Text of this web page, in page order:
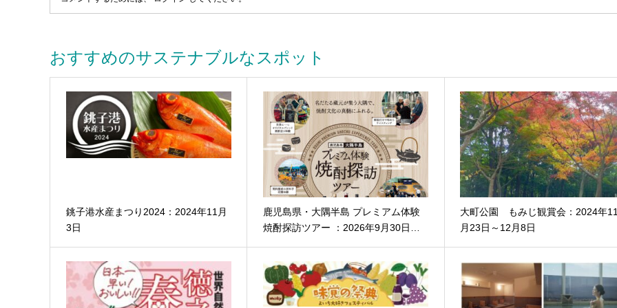
おすすめのサステナブルなスポット
銚子港水産まつり2024：2024年11月
3日
鹿児島県・大隅半島 プレミアム体験
焼酎探訪ツアー ：2026年9月30日…
大町公園 もみじ観賞会：2024年
月23日～12月8日